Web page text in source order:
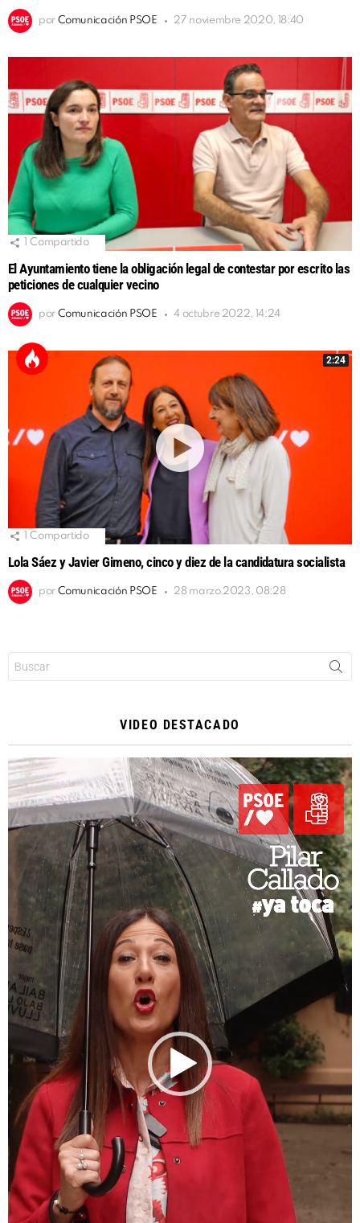
por Comunicación PSOE 27 noviembre 2020, 18:40
Compartido
El Ayuntamiento tiene la obligación legal de contestar por escrito las
peticiones de cualquier vecino
por Comunicación PSOE 4 octubre 2022, 14:24
2:24
Compartido
Lola Sáez y Javier Gimeno, cinco y diez de la candidatura socialista
por Comunicación PSOE 28 marzo 2023, 08:28
VIDEO DESTACADO
Reproductor
de
vídeo